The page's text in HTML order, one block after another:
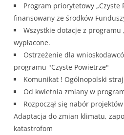
Program priorytetowy „Czyste
finansowany ze środków
Wszystkie dotacje z programu
wypłacone.
Ostrzeżenie dla
programu "Czyste Powietrze"
Komunikat ! Ogólnopolski
Od kwietnia zmiany w
Rozpoczął się nabór
Adaptacja do zmian klimatu,
katastrofom